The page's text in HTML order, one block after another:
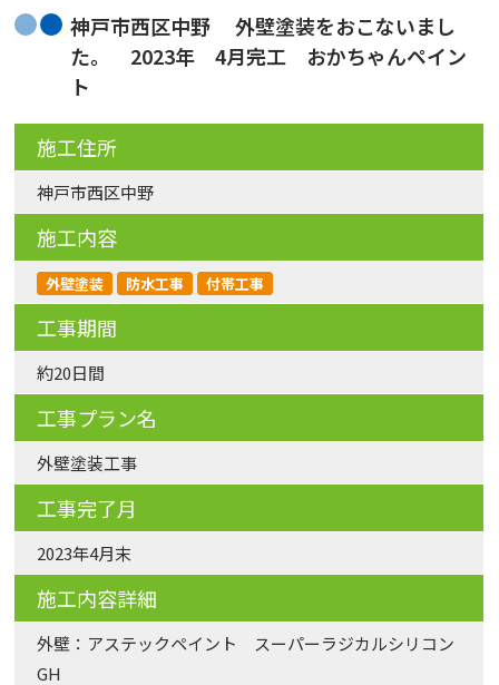
神戸市西区中野 外壁塗装をおこないまし
た。 2023年 4月完工 おかちゃんペイン
ト
施工住所
神戸市西区中野
施工内容
外壁塗装 防水工事 付帯工事
工事期間
約20日間
工事プラン名
外壁塗装工事
工事完了月
2023年4月末
施工内容詳細
外壁：アステックペイント スーパーラジカルシリコン
GH